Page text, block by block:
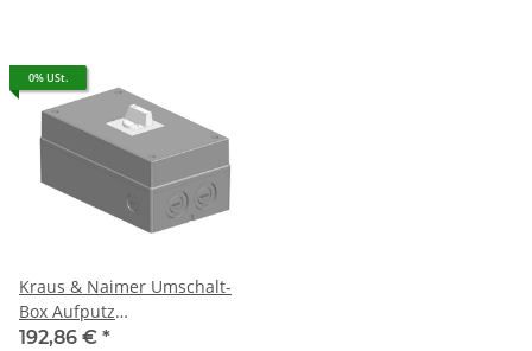
0% USt.
Kraus & Naimer Umschalt-
Box Aufputz
KA63B.T904.KL70.F437
192,86 € *